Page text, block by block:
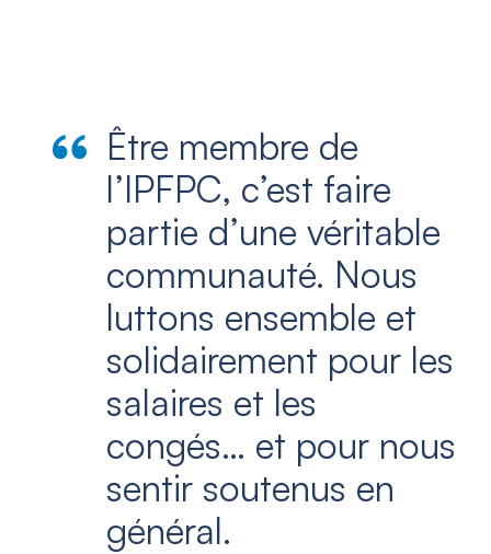
Être membre de
l’IPFPC, c’est faire
partie d’une véritable
communauté. Nous
luttons ensemble et
solidairement pour les
salaires et les
congés… et pour nous
sentir soutenus en
général.